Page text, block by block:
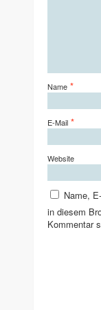
Name *
E-Mail *
Website
Name,
in diesem
Kommentar